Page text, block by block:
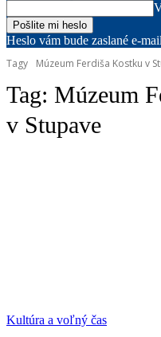
Heslo vám bude zaslané e-
Tagy
Múzeum Ferdiša Kostku v
Tag: Múzeum
v Stupave
Kultúra a voľný čas